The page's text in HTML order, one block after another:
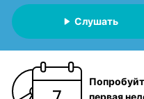
Слушать
первая